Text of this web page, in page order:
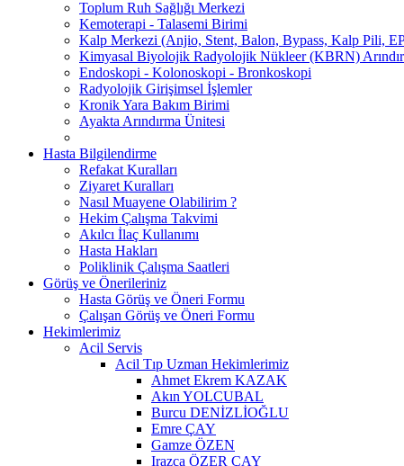
Toplum Ruh Sağlığı Merkezi
Kemoterapi - Talasemi Birimi
Kalp Merkezi (Anjio, Stent, Balon, Bypass, Kalp Pili,
Kimyasal Biyolojik Radyolojik Nükleer (KBRN)
Endoskopi - Kolonoskopi - Bronkoskopi
Radyolojik Girişimsel İşlemler
Kronik Yara Bakım Birimi
Ayakta Arındırma Ünitesi
Hasta Bilgilendirme
Refakat Kuralları
Ziyaret Kuralları
Nasıl Muayene Olabilirim ?
Hekim Çalışma Takvimi
Akılcı İlaç Kullanımı
Hasta Hakları
Poliklinik Çalışma Saatleri
Görüş ve Önerileriniz
Hasta Görüş ve Öneri Formu
Çalışan Görüş ve Öneri Formu
Hekimlerimiz
Acil Servis
Acil Tıp Uzman Hekimlerimiz
Ahmet Ekrem KAZAK
Akın YOLCUBAL
Burcu DENİZLİOĞLU
Emre ÇAY
Gamze ÖZEN
Irazca ÖZER ÇAY